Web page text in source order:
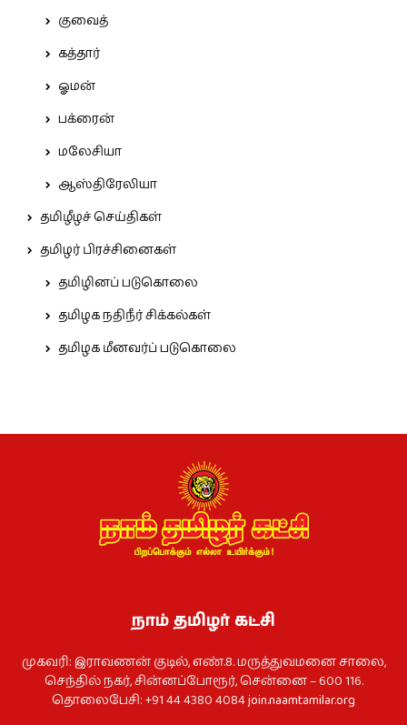
குவைத்
கத்தார்
ஓமன்
பக்ரைன்
மலேசியா
ஆஸ்திரேலியா
தமிழீழச் செய்திகள்
தமிழர் பிரச்சினைகள்
தமிழினப் படுகொலை
தமிழக நதிநீர் சிக்கல்கள்
தமிழக மீனவர்ப் படுகொலை
நாம் தமிழர் கட்சி
முகவரி: இராவணன் குடில், எண்.8. மருத்துவமனை சாலை,
செந்தில் நகர், சின்னப்போரூர், சென்னை – 600 116.
தொலைபேசி: +91 44 4380 4084join.naamtamilar.org